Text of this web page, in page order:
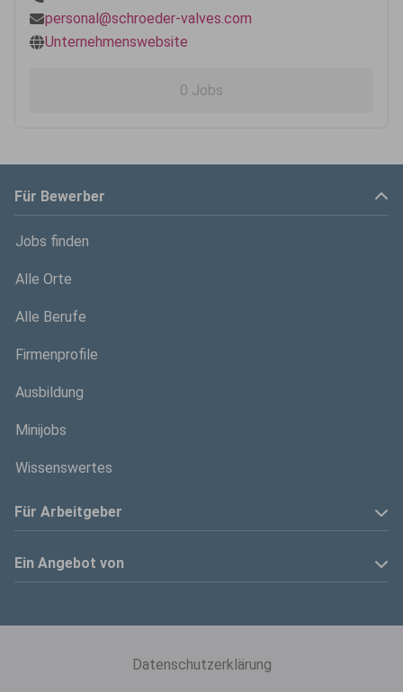
personal@schroeder-valves.com
Unternehmenswebsite
0 Jobs
Für Bewerber
Jobs finden
Alle Orte
Alle Berufe
Firmenprofile
Ausbildung
Minijobs
Wissenswertes
Für Arbeitgeber
Anzeige schalten
Ein Angebot von
Datenschutzerklärung